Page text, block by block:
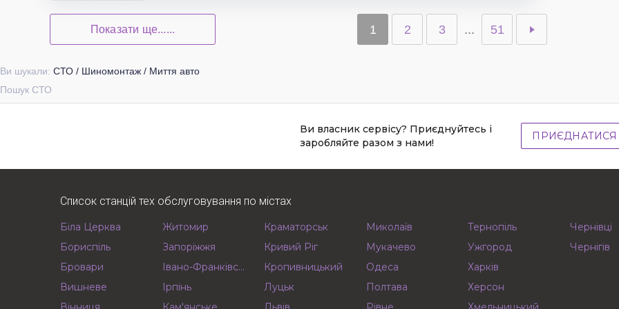
Показати ще...... 1 2 3 ... 51
Ви шукали: СТО / Шиномонтаж / Миття авто
Пошук СТО
Ви власник сервісу? Приєднуйтесь і
заробляйте разом з нами!
ПРИЄДНАТИСЯ
Список станцій тех обслуговування по містах
Біла Церква
Бориспіль
Бровари
Вишневе
Житомир
Запоріжжя
Івано-Франківськ
Ірпінь
Краматорськ
Кривий Ріг
Кропивницький
Луцьк
Миколаїв
Мукачево
Одеса
Полтава
Тернопіль
Ужгород
Харків
Херсон
Чернівці
Чернігів